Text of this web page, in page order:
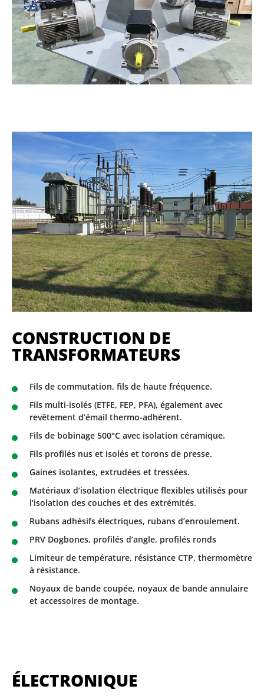
CONSTRUCTION DE
TRANSFORMATEURS
Fils de commutation, fils de haute fréquence.
Fils multi-isolés (ETFE, FEP, PFA), également avec
revêtement d’émail thermo-adhérent.
Fils de bobinage 500°C avec isolation céramique.
Fils profilés nus et isolés et torons de presse.
Gaines isolantes, extrudées et tressées.
Matériaux d’isolation électrique flexibles utilisés pour
l’isolation des couches et des extrémités.
Rubans adhésifs électriques, rubans d’enroulement.
PRV Dogbones, profilés d’angle, profilés ronds
Limiteur de température, résistance CTP, thermomètre
à résistance.
Noyaux de bande coupée, noyaux de bande annulaire
et accessoires de montage.
ÉLECTRONIQUE